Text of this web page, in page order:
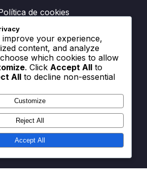
de cookies
Nuestra historia
en contacto
improve your experience,
content, and analyze
which cookies to allow
. Click Accept All to
All to decline non-essential
Customize
Reject All
Accept All